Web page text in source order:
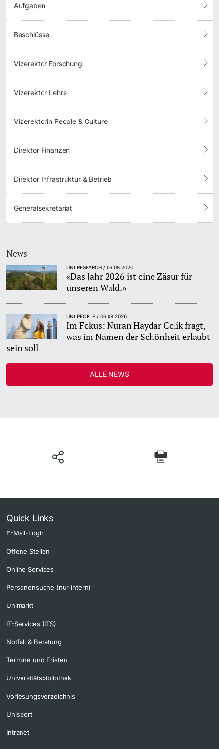
Aufgaben
Beschlüsse
Vizerektor Forschung
Vizerektor Lehre
Vizerektorin People & Culture
Direktor Finanzen
Direktor Infrastruktur & Betrieb
Generalsekretariat
News
UNI RESEARCH / 06.08.2026
«Das Jahr 2026 ist eine Zäsur für
unseren Wald.»
UNI PEOPLE / 06.08.2026
Im Fokus: Nuran Haydar Celik fragt,
was im Namen der Schönheit erlaubt
sein soll
ALLE NEWS
Quick Links
E-Mail-Login
Offene Stellen
Online Services
Personensuche (nur intern)
Unimarkt
IT-Services (ITS)
Notfall & Beratung
Termine und Fristen
Universitätsbibliothek
Vorlesungsverzeichnis
Unisport
Intranet